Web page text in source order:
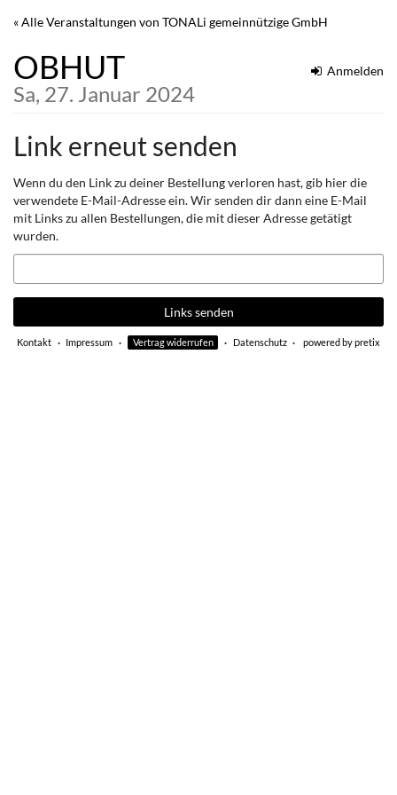
Zum
springen
« Alle Veranstaltungen von TONALi gemeinnützige GmbH
OBHUT
Sa, 27. Januar 2024
Anmelden
Link erneut senden
Wenn du den Link zu deiner Bestellung verloren hast, gib hier die
verwendete E-Mail-Adresse ein. Wir senden dir dann eine E-Mail
mit Links zu allen Bestellungen, die mit dieser Adresse getätigt
wurden.
E-
Mail
Links senden
Kontakt Impressum Vertrag widerrufen Datenschutz powered by pretix